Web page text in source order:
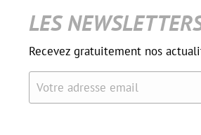
LES
Recevez gratuitement nos
Votre adresse email